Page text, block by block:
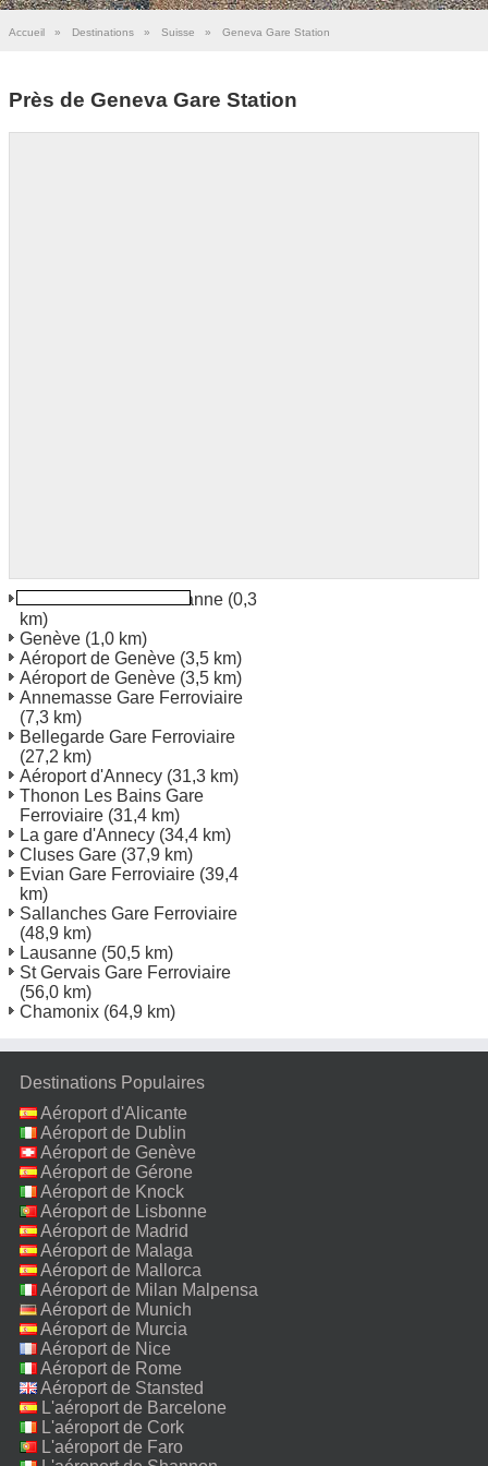
Accueil » Destinations » Suisse » Geneva Gare Station
Près de Geneva Gare Station
Genève Rue de Lausanne (0,3
km)
Genève (1,0 km)
Aéroport de Genève (3,5 km)
Aéroport de Genève (3,5 km)
Annemasse Gare Ferroviaire
(7,3 km)
Bellegarde Gare Ferroviaire
(27,2 km)
Aéroport d'Annecy (31,3 km)
Thonon Les Bains Gare
Ferroviaire (31,4 km)
La gare d'Annecy (34,4 km)
Cluses Gare (37,9 km)
Evian Gare Ferroviaire (39,4
km)
Sallanches Gare Ferroviaire
(48,9 km)
Lausanne (50,5 km)
St Gervais Gare Ferroviaire
(56,0 km)
Chamonix (64,9 km)
Destinations Populaires
Aéroport d'Alicante
Aéroport de Dublin
Aéroport de Genève
Aéroport de Gérone
Aéroport de Knock
Aéroport de Lisbonne
Aéroport de Madrid
Aéroport de Malaga
Aéroport de Mallorca
Aéroport de Milan Malpensa
Aéroport de Munich
Aéroport de Murcia
Aéroport de Nice
Aéroport de Rome
Fiumicino
Aéroport de Stansted
L'aéroport de Barcelone
L'aéroport de Cork
L'aéroport de Faro